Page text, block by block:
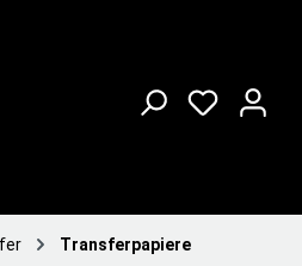
Transferpapiere